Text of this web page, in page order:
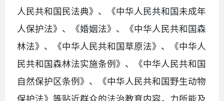
人民共和国民法典》、《中华人民共和国未成年
人保护法》、《婚姻法》、《中华人民共和国森
林法》、《中华人民共和国草原法》、《中华人
民共和国森林法实施条例》、《中华人民共和国
自然保护区条例》、《中华人民共和国野生动物
保护法》等贴近群众的法治教育内容，力所能及